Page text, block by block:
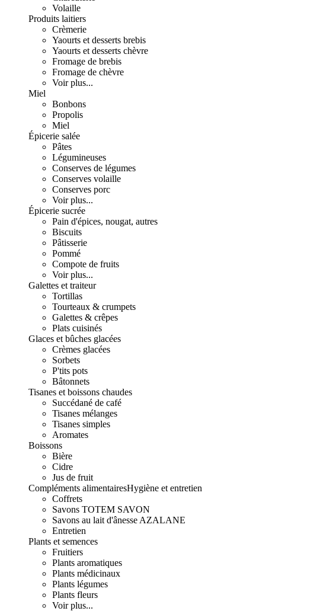
Volaille
Produits laitiers
Crèmerie
Yaourts et desserts brebis
Yaourts et desserts chèvre
Fromage de brebis
Fromage de chèvre
Voir plus...
Miel
Bonbons
Propolis
Miel
Épicerie salée
Pâtes
Légumineuses
Conserves de légumes
Conserves volaille
Conserves porc
Voir plus...
Épicerie sucrée
Pain d'épices, nougat, autres
Biscuits
Pâtisserie
Pommé
Compote de fruits
Voir plus...
Galettes et traiteur
Tortillas
Tourteaux & crumpets
Galettes & crêpes
Plats cuisinés
Glaces et bûches glacées
Crèmes glacées
Sorbets
P'tits pots
Bâtonnets
Tisanes et boissons chaudes
Succédané de café
Tisanes mélanges
Tisanes simples
Aromates
Boissons
Bière
Cidre
Jus de fruit
Compléments alimentairesHygiène et entretien
Coffrets
Savons TOTEM SAVON
Savons au lait d'ânesse AZALANE
Entretien
Plants et semences
Fruitiers
Plants aromatiques
Plants médicinaux
Plants légumes
Plants fleurs
Voir plus...